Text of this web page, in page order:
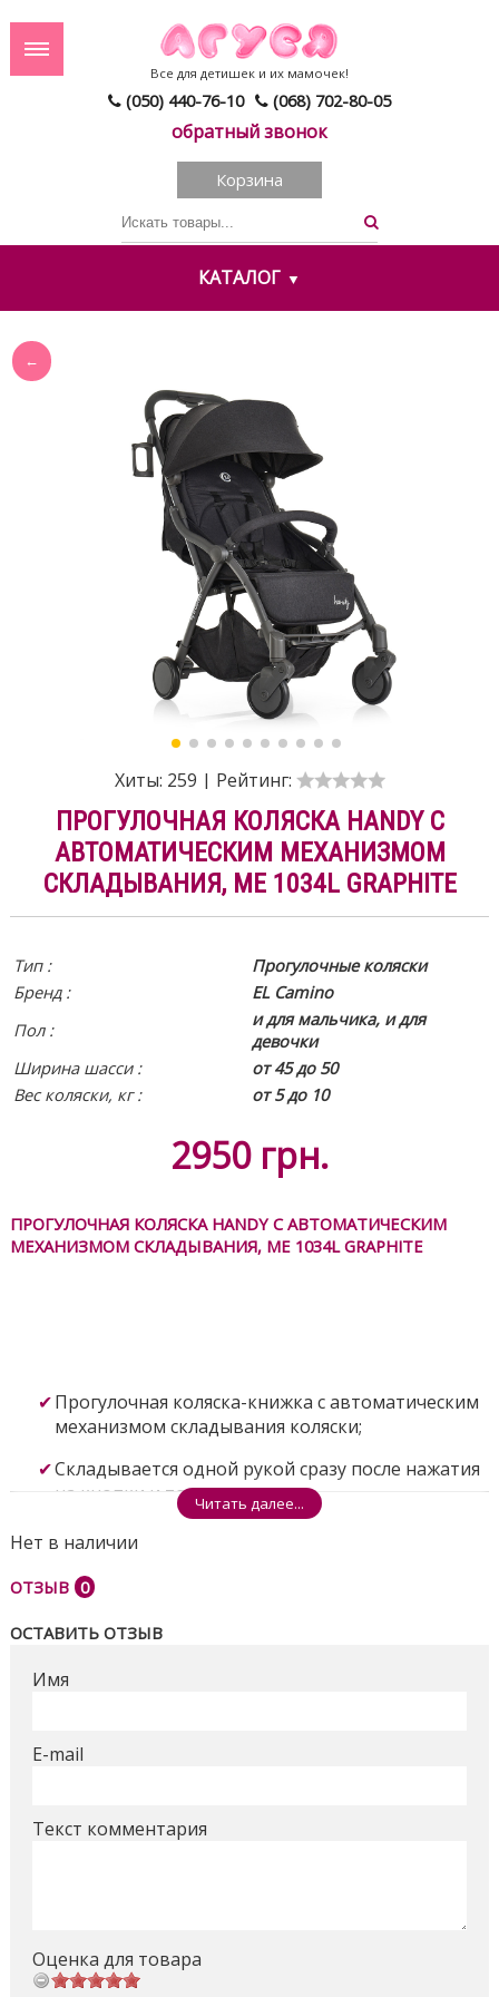
(050) 440-76-10 (068) 702-80-05
обратный звонок
Все для детишек и их мамочек!
Корзина
КАТАЛОГ
Хиты: 259 | Рейтинг:
ПРОГУЛОЧНАЯ КОЛЯСКА HANDY С
АВТОМАТИЧЕСКИМ МЕХАНИЗМОМ
СКЛАДЫВАНИЯ, ME 1034L GRAPHITE
Тип :
Прогулочные коляски
Бренд :
EL Camino
Пол :
и для мальчика, и для
девочки
Ширина шасси :
от 45 до 50
Вес коляски, кг :
от 5 до 10
2950 грн.
ПРОГУЛОЧНАЯ КОЛЯСКА HANDY С АВТОМАТИЧЕСКИМ
МЕХАНИЗМОМ СКЛАДЫВАНИЯ, ME 1034L GRAPHITE
Прогулочная коляска-книжка с автоматическим
механизмом складывания коляски;
Складывается одной рукой сразу после нажатия
на кнопки и толчка вперед;
Рекомендуемый возраст: от 6-ти месяцев до 3-х
Вес коляски: всего 6,8 кг;
Материал рамы: алюминий;
Ткань лен плотностью 300 D, все тканевые
Габаритный размер в разложенном виде: длина
Габаритный размер в сложенном виде: длина 30
см, ширина 48 см, высота 57 см;
Читать далее...
Нет в наличии
ОТЗЫВ 0
ОСТАВИТЬ ОТЗЫВ
Имя
E-mail
Текст комментария
Оценка для товара